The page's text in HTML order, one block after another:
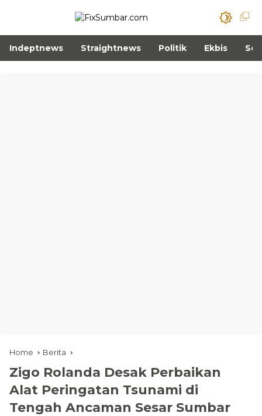
Indeptnews Straightnews Politik Ekbis
Home Berita
Zigo Rolanda Desak Perbaikan
Alat Peringatan Tsunami di
Tengah Ancaman Sesar Sumbar